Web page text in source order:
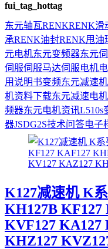
fui_tag_hottag
东元轴瓦RENKRENK滑
承RENK油封RENK甩油
元电机东元变频器东元
伺服伺服马达伺服电机
用说明书变频东元减速机
机资料下载东元减速电机
频器东元电机资讯L510s
器JSDG2S技术问答电子
K127减速机 K
KH127B KF127
KVF127 KA127
KHZ127